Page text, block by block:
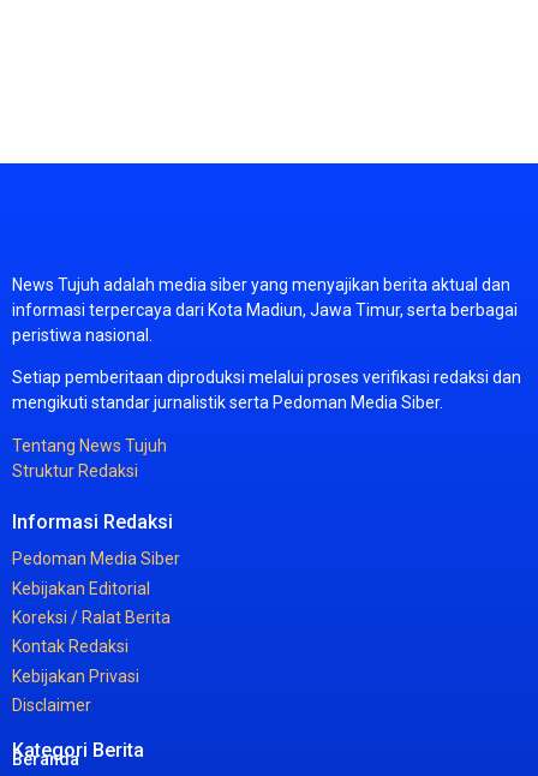
News Tujuh adalah media siberyang menyajikan berita aktual dan
informasi terpercaya dari Kota Madiun, Jawa Timur, serta berbagai
peristiwa nasional.
Setiap pemberitaan diproduksi melalui proses verifikasi redaksi dan
mengikuti standarjurnalistikserta Pedoman MediaSiber.
Tentang News Tujuh
Struktur Redaksi
Informasi Redaksi
Pedoman Media Siber
Kebijakan Editorial
Koreksi / Ralat Berita
Kontak Redaksi
Kebijakan Privasi
Disclaimer
Kategori Berita
Beranda